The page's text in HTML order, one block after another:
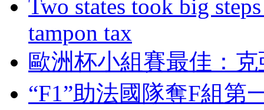
Two states took big
tampon tax
歐洲杯小組賽最佳：
“F1”助法國隊奪F組第